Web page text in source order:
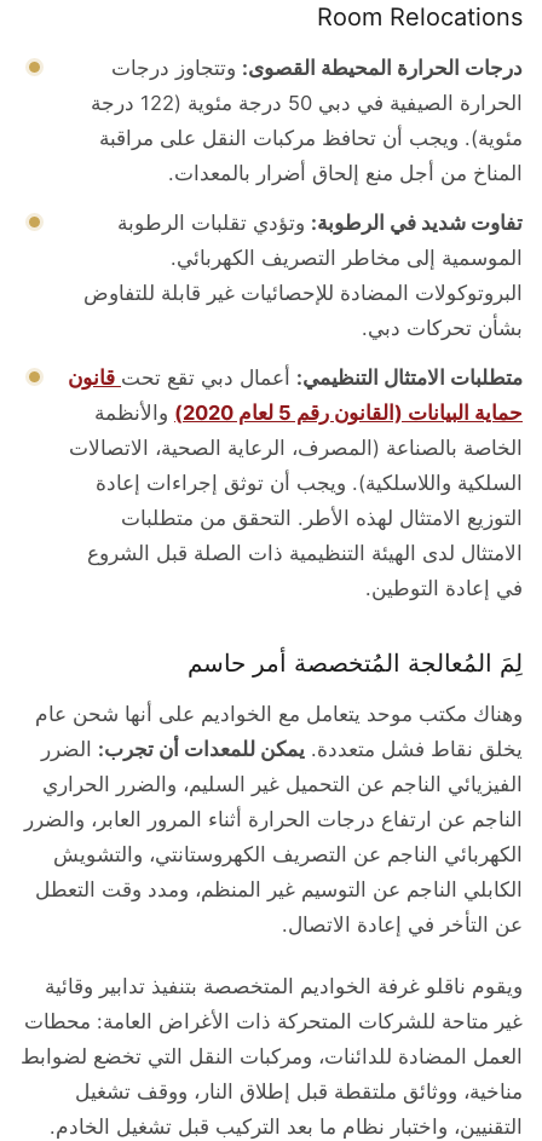
Room Relocations
درجات الحرارة المحيطة القصوى: وتتجاوز درجات
الحرارة الصيفية في دبي 50 درجة مئوية (122 درجة
مئوية). ويجب أن تحافظ مركبات النقل على مراقبة
المناخ من أجل منع إلحاق أضرار بالمعدات.
تفاوت شديد في الرطوبة: وتؤدي تقلبات الرطوبة
الموسمية إلى مخاطر التصريف الكهربائي.
البروتوكولات المضادة للإحصائيات غير قابلة للتفاوض
بشأن تحركات دبي.
متطلبات الامتثال التنظيمي: أعمال دبي تقع تحت قانون
حماية البيانات (القانون رقم 5 لعام 2020)
والأنظمة
الخاصة بالصناعة (المصرف، الرعاية الصحية، الاتصالات
السلكية واللاسلكية). ويجب أن توثق إجراءات إعادة
التوزيع الامتثال لهذه الأطر. التحقق من متطلبات
الامتثال لدى الهيئة التنظيمية ذات الصلة قبل الشروع
في إعادة التوطين.
لِمَ المُعالجة المُتخصصة أمر حاسم
وهناك مكتب موحد يتعامل مع الخواديم على أنها شحن عام
يخلق نقاط فشل متعددة. يمكن للمعدات أن تجرب: الضرر
الفيزيائي الناجم عن التحميل غير السليم، والضرر الحراري
الناجم عن ارتفاع درجات الحرارة أثناء المرور العابر، والضرر
الكهربائي الناجم عن التصريف الكهروستانتي، والتشويش
الكابلي الناجم عن التوسيم غير المنظم، ومدد وقت التعطل
عن التأخر في إعادة الاتصال.
ويقوم ناقلو غرفة الخواديم المتخصصة بتنفيذ تدابير وقائية
غير متاحة للشركات المتحركة ذات الأغراض العامة: محطات
العمل المضادة للدائنات، ومركبات النقل التي تخضع لضوابط
مناخية، ووثائق ملتقطة قبل إطلاق النار، ووقف تشغيل
التقنيين، واختبار نظام ما بعد التركيب قبل تشغيل الخادم.